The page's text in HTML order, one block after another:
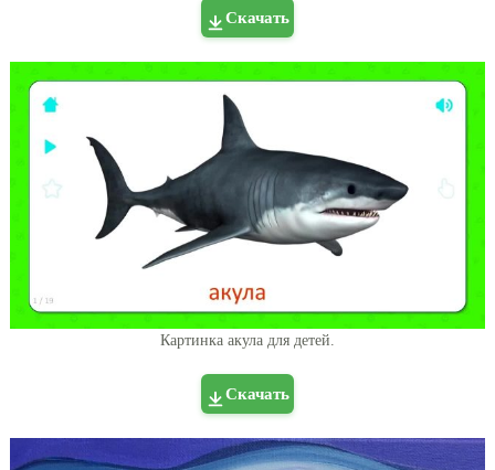
Скачать
Картинка акула для детей.
Скачать